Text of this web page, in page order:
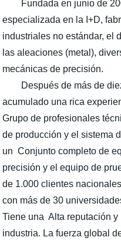
Fundada en junio de
especializada en la I+D,
industriales no estándar, el
las aleaciones (metal),
mecánicas de precisión.
Después de más de
acumulado una rica
Grupo de profesionales
de producción y el sistema
un Conjunto completo de
precisión y el equipo de
de 1.000 clientes
con más de 30
Tiene una Alta reputación
industria. La fuerza global